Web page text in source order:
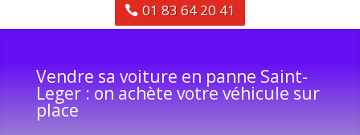
01 83 64 20 41
Vendre sa voiture en panne Saint-
Leger : on achète votre véhicule sur
place